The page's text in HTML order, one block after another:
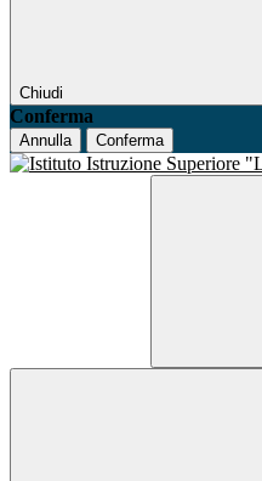
Chiudi
Conferma
Annulla Conferma